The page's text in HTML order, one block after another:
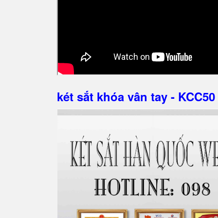
két sắt khóa vân tay -